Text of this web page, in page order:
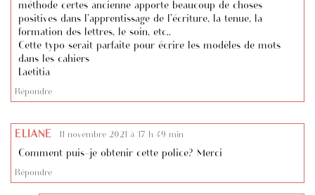
méthode certes ancienne apporte beaucoup de choses
positives dans l’apprentissage de l’écriture, la tenue, la
formation des lettres, le soin, etc..
Cette typo serait parfaite pour écrire les modèles de mots
dans les cahiers
Laetitia
Répondre
ELIANE 11 novembre 2021 à 17 h 49 min
Comment puis-je obtenir cette police? Merci
Répondre